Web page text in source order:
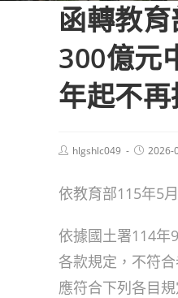
函轉教
300億元
年起不
Posthlgshlc049
Post2026-
依教育部115年5
依據國土署114年
各款規定，不符
應符合下列各目